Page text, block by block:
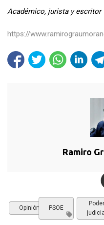
Académico, jurista y escritor
https://
Ramiro
Opinión
Poder
judicial
PSOE